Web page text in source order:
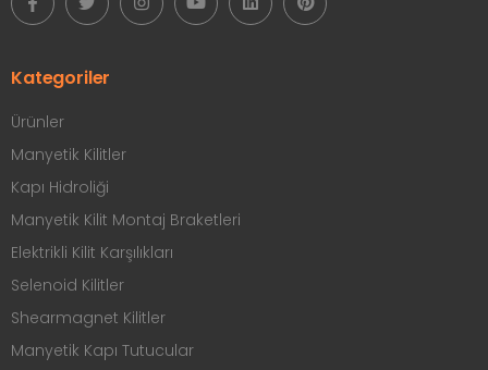
Kategoriler
Ürünler
Manyetik Kilitler
Kapı Hidroliği
Manyetik Kilit Montaj Braketleri
Elektrikli Kilit Karşılıkları
Selenoid Kilitler
Shearmagnet Kilitler
Manyetik Kapı Tutucular